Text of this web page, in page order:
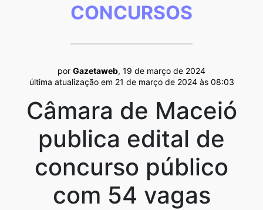
CONCURSOS
por Gazetaweb, 19 de março de 2024
última atualização em 21 de março de 2024 às 08:03
Câmara de Maceió
publica edital de
concurso público
com 54 vagas